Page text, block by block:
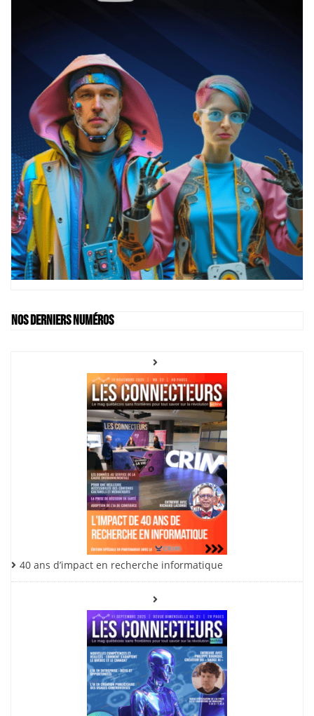
Nos derniers numéros
40 ans d’impact en recherche informatique